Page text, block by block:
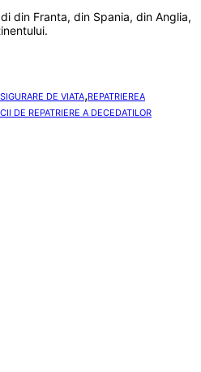
din Franta, din Spania, din Anglia,
DE VIATA,REPATRIEREA
DE REPATRIERE A DECEDATILOR